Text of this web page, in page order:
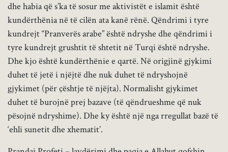
dhe habia që s’ka të sosur me aktivistët e islamit është
kundërthënia në të cilën ata kanë rënë. Qëndrimi i tyre
kundrejt “Pranverës arabe” është ndryshe dhe qëndrimi i
tyre kundrejt grushtit të shtetit në Turqi është ndryshe.
Dhe kjo është kundërthënie e qartë. Në origjinë gjykimi
duhet të jetë i njëjtë dhe nuk duhet të ndryshojnë
gjykimet (për çështje të njëjta). Normalisht gjykimet
duhet të burojnë prej bazave (të qëndrueshme që nuk
pësojnë ndryshime). Dhe ky është një nga rregullat bazë të
‘ehli sunetit dhe xhematit’.